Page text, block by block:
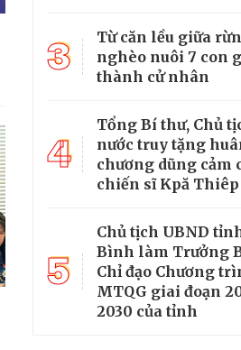
3
Từ căn lều giữa
nghèo nuôi 7 con
thành cử nhân
4
Tổng Bí thư, Chủ
nước truy tặng
chương dũng cảm
chiến sĩ Kpă Thiêp
5
Chủ tịch UBND
Bình làm Trưởng
Chỉ đạo Chương
MTQG giai đoạn
2030 của tỉnh